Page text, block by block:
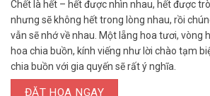
Chết là hết – hết được nhìn nhau, hết được
nhưng sẽ không hết trong lòng nhau, rồi
vẫn sẽ nhớ về nhau. Một lẵng hoa tươi, vòng
hoa chia buồn, kính viếng như lời chào tạm
chia buồn với gia quyến sẽ rất ý nghĩa.
ĐẶT HOA NGAY